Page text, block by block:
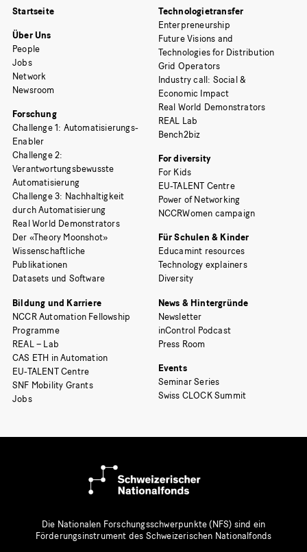
Startseite
Über Uns
People
Jobs
Network
Newsroom
Forschung
Challenge 1: Automatisierungs-
Enabler
Challenge 2:
Verantwortungsbewusste
Automatisierung
Challenge 3: Nachhaltigkeit
durch Automatisierung
Real World Demonstrators
Der «Theory Moonshot»
Wissenschaftliche
Publikationen
Datasets und Software
Bildung und Karriere
NCCR Automation Fellowship
Programme
REAL – Lab
CAS ETH in Automation
EU-TALENT Centre
SNF Mobility Grants
Jobs
Technologietransfer
Enterpreneurship
Future Visions and
Technologies for Distribution
Grid Operators
Industry call: Social &
Economic Impact
Real World Demonstrators
REAL Lab
Bench2biz
For diversity
For Kids
EU-TALENT Centre
Power of Networking
NCCRWomen campaign
Für Schulen & Kinder
Educamint resources
Technology explainers
Diversity
News & Hintergründe
Newsletter
inControl Podcast
Press Room
Events
Seminar Series
Swiss CLOCK Summit
Die Nationalen Forschungsschwerpunkte (NFS) sind ein
Förderungsinstrument des Schweizerischen Nationalfonds